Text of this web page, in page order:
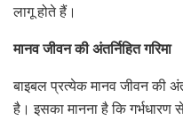
लागू होते हैं।
मानव जीवन की अंतर्निहित गरिमा
बाइबल प्रत्येक मानव जीवन की
है। इसका मानना ​​है कि